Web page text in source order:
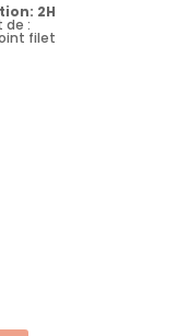
2H
de :
filet